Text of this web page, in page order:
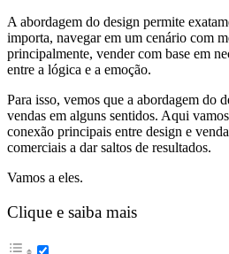
A abordagem do design permite
importa, navegar em um cenário com
principalmente, vender com base em
entre a lógica e a emoção.
Para isso, vemos que a abordagem do
vendas em alguns sentidos. Aqui
conexão principais entre design e
comerciais a dar saltos de resultados.
Vamos a eles.
Clique e saiba mais